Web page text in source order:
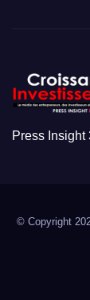
Press Insight
© Copyright